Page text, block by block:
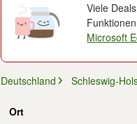
Viele
Microsoft
Deutschland Schleswig-
Ort